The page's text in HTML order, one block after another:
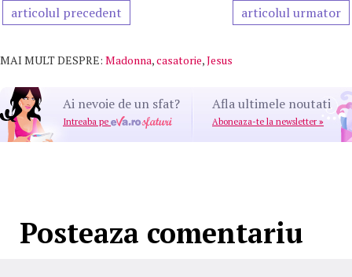
articolul precedent articolul urmator
MAI MULT DESPRE: Madonna,casatorie,Jesus
Ai nevoie de un sfat?
Intreaba pe
Afla ultimele noutati
Aboneaza-te la newsletter »
Posteaza comentariu